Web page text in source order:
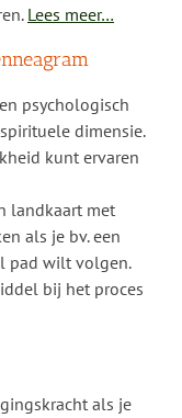
Lees meer…
psychologisch
dimensie.
kunt ervaren
landkaart met
als je bv. een
pad wilt volgen.
bij het proces
als je